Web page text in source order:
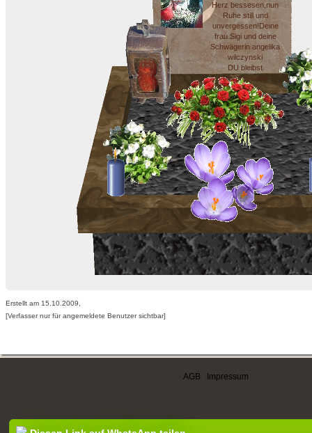
Herz bessesen,nun
Ruhe still und
unvergessen!Deine
frau Sigi und deine
Schwägerin angelika
wilczynski
DU bleibst
unvergessen
Erstellt am 15.10.2009,
[Verfasser nur für angemeldete Benutzer sichtbar]
AGB Impressum